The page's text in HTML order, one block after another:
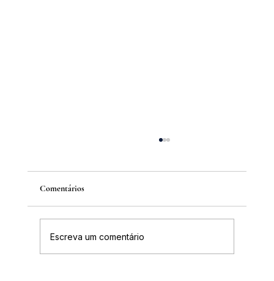
Comentários
Escreva um comentário